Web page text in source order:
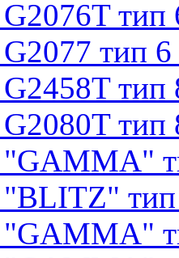
тип
тип 6
тип
тип
"GAMMA"
"BLITZ"
"GAMMA"